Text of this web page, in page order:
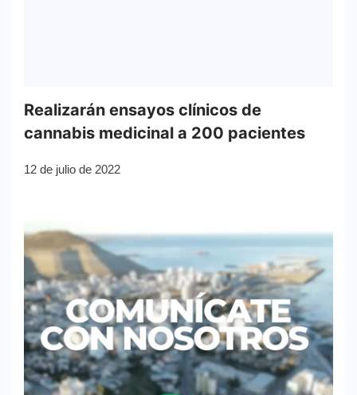
Realizarán ensayos clínicos de
cannabis medicinal a 200 pacientes
12 de julio de 2022